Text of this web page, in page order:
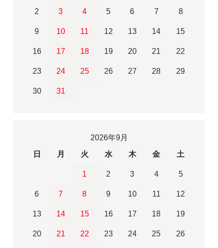
2 3 4 5 6 7 8
9 10 11 12 13 14 15
16 17 18 19 20 21 22
23 24 25 26 27 28 29
30 31
2026年9月
日
月 火 水 木 金 土
1 2 3 4 5
6 7 8 9 10 11 12
13 14 15 16 17 18 19
20 21 22 23 24 25 26